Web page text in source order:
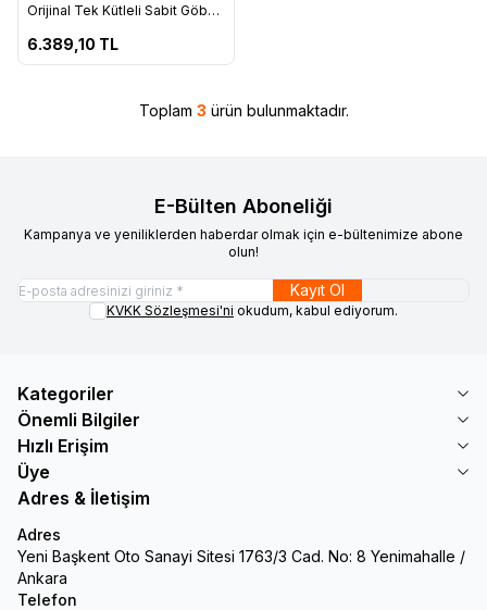
Favorilere Ekle
Orijinal Tek Kütleli Sabit Göbek
6.389,10 TL
Toplam 3 ürün bulunmaktadır.
E-Bülten Aboneliği
Kampanya ve yeniliklerden haberdar olmak için e-bültenimize abone
olun!
Kayıt Ol
KVKK Sözleşmesi'ni okudum, kabul ediyorum.
Kategoriler
Önemli Bilgiler
Hızlı Erişim
Üye
Adres & İletişim
Adres
Yeni Başkent Oto Sanayi Sitesi 1763/3 Cad. No: 8 Yenimahalle /
Ankara
Telefon